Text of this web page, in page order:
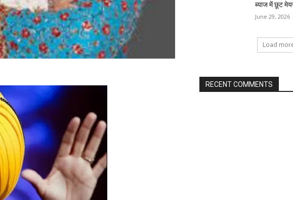
ब्याज में छूट
June 29, 2026
Load
RECENT COMMENTS